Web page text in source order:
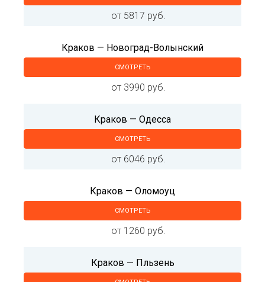
от 5817 руб.
Краков — Новоград-Волынский
СМОТРЕТЬ
от 3990 руб.
Краков — Одесса
СМОТРЕТЬ
от 6046 руб.
Краков — Оломоуц
СМОТРЕТЬ
от 1260 руб.
Краков — Пльзень